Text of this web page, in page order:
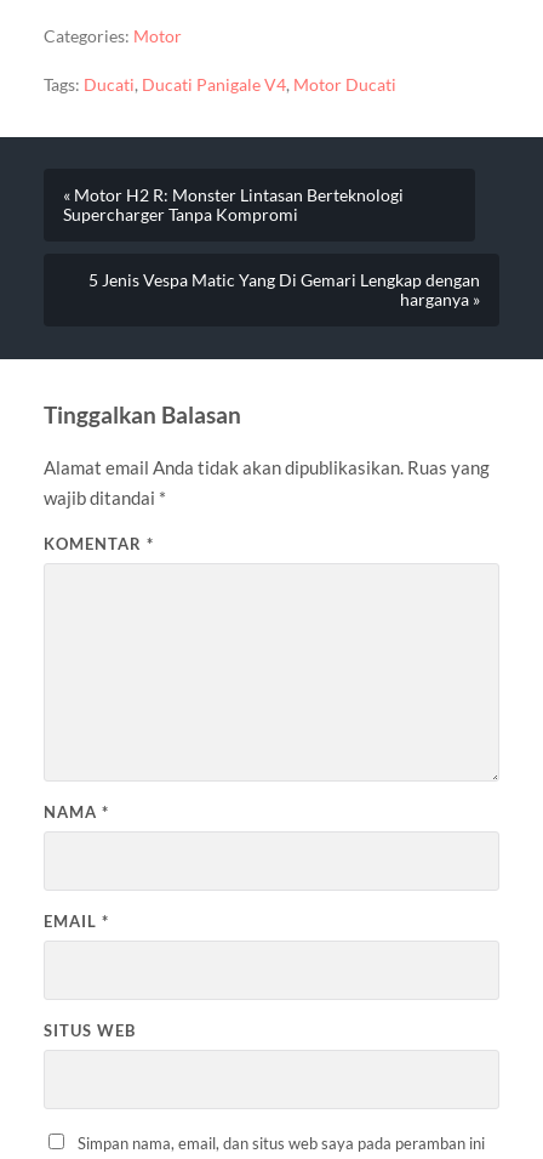
Categories: Motor
Tags: Ducati, Ducati Panigale V4, Motor Ducati
« Motor H2 R: Monster Lintasan Berteknologi
Supercharger Tanpa Kompromi
5 Jenis Vespa Matic Yang Di Gemari Lengkap dengan
harganya »
Tinggalkan Balasan
Alamat email Anda tidak akan dipublikasikan. Ruas yang
wajib ditandai *
KOMENTAR *
NAMA *
EMAIL *
SITUS WEB
Simpan nama, email, dan situs web saya pada peramban ini